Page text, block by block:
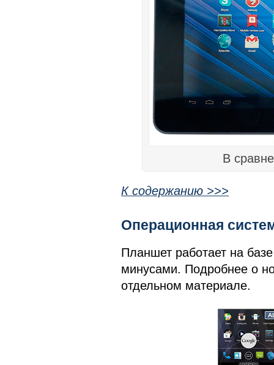
В
К содержанию >>>
Операционная
Планшет работает на
минусами. Подробнее о
отдельном материале.